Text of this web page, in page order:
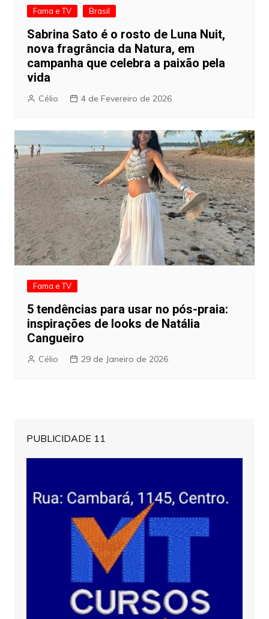
Fama e TV Brasil
Sabrina Sato é o rosto de Luna Nuit,
nova fragrância da Natura, em
campanha que celebra a paixão pela
vida
Célio 4 de Fevereiro de 2026
Fama e TV
5 tendências para usar no pós-praia:
inspirações de looks de Natália
Cangueiro
Célio 29 de Janeiro de 2026
PUBLICIDADE 11